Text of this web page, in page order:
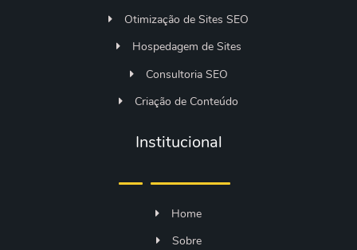
Otimização de Sites SEO
Hospedagem de Sites
Consultoria SEO
Criação de Conteúdo
Institucional
Home
Sobre